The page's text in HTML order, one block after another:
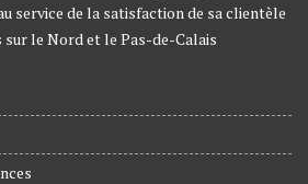
service de la satisfaction de sa clientèle
sur le Nord et le Pas-de-Calais